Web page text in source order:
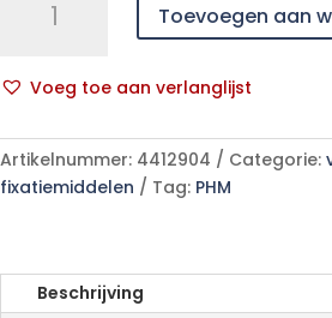
SELFCARE
p/s
Toevoegen aan
Voeg toe aan verlanglijst
l
t
e
a
t
Artikelnummer: 4412904 Categorie:
fixatiemiddelen
Tag: PHM
Beschrijving